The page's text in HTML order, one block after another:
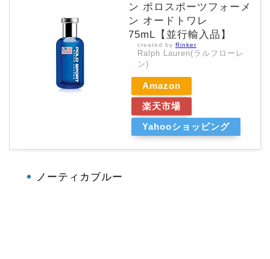
ン ポロスポーツフォーメ
ン オードトワレ
75mL【並行輸入品】
created by Rinker
Ralph Lauren(ラルフローレ
ン)
Amazon
楽天市場
Yahooショッピング
ノーティカブルー